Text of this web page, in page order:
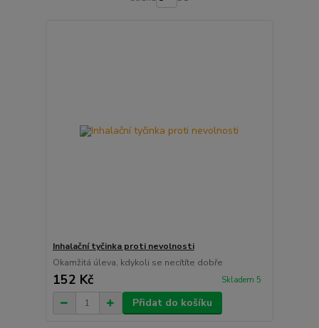
Inhalační tyčinka proti nevolnosti
Okamžitá úleva, kdykoli se necítíte dobře
152 Kč Skladem 5
Přidat do košíku